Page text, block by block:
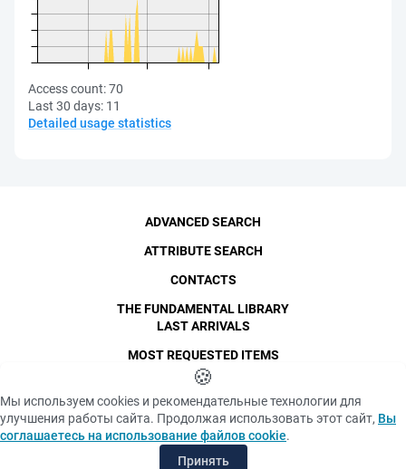
Access count:70
Last 30 days: 11
Detailed usage statistics
SPbPU, 1996-2026
Copyright and Personal Data
The photographs are
published with the
consent of the individuals
depicted, in accordance
Privacy policy
«Cookie» files policy
ADVANCED SEARCH
ATTRIBUTE SEARCH
CONTACTS
THE FUNDAMENTAL LIBRARY
LAST ARRIVALS
MOST REQUESTED ITEMS
🍪
Мы используем cookies и рекомендательные технологии для
улучшения работы сайта. Продолжая использовать этот сайт, Вы
соглашаетесь на использование файлов cookie.
Принять